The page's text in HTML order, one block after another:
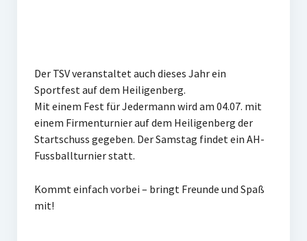
Kinderturnen 5 – 7 Jahre
Männerfit
Verein
Mitglied werden
Der TSV veranstaltet auch dieses Jahr ein
Sportfest auf dem Heiligenberg.
Mit einem Fest für Jedermann wird am 04.07. mit
einem Firmenturnier auf dem Heiligenberg der
Startschuss gegeben. Der Samstag findet ein AH-
Fussballturnier statt.
Kommt einfach vorbei – bringt Freunde und Spaß
mit!